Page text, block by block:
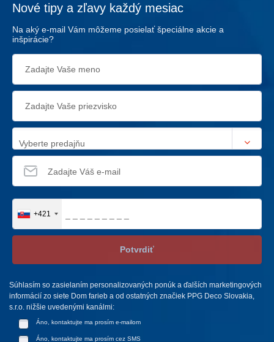
Nové tipy a zľavy každý mesiac
Na aký e-mail Vám môžeme posielať špeciálne akcie a
inšpirácie?
Vyberte predajňu
+421
Potvrdiť
Súhlasím so zasielaním personalizovaných ponúk a ďalších marketingových
informácií zo siete Dom farieb a od ostatných značiek PPG Deco Slovakia,
s.r.o. nižšie uvedenými kanálmi:
Áno, kontaktujte ma prosím e-mailom
Áno, kontaktujte ma prosím cez SMS